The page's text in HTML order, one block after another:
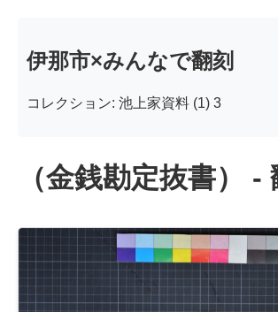
伊那市×みんなで翻刻
コレクション: 池上家資料 (1) 3
（金銭勘定抜書） -